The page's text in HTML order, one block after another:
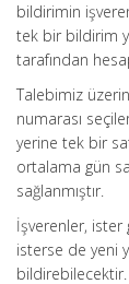
bildirimin
tek bir bildirim
tarafından
Talebimiz
numarası
yerine tek bir
ortalama gün
sağlanmıştır.
İşverenler, ister
isterse de yeni
bildirebilecektir.